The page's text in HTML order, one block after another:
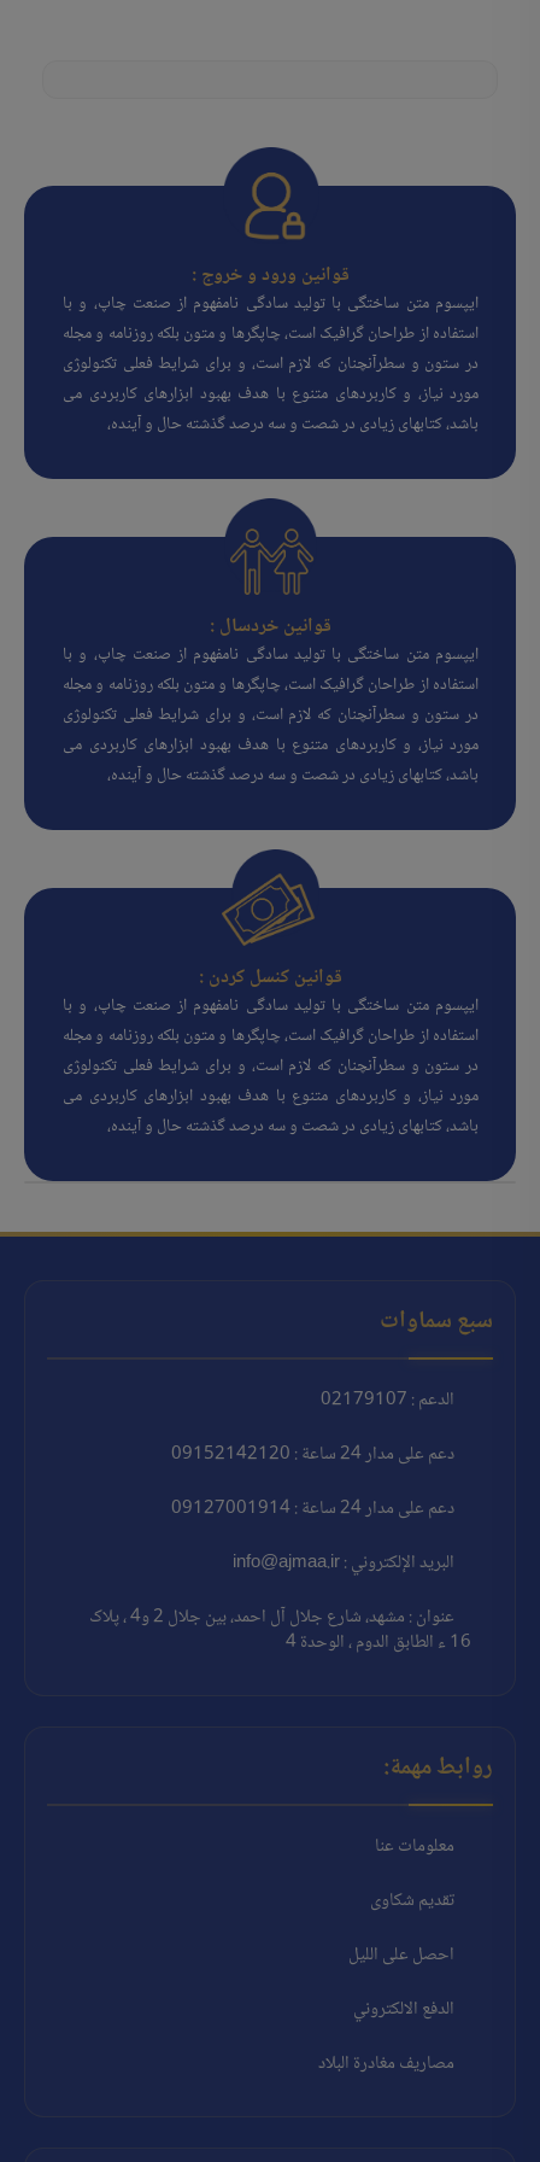
قوانین ورود و خروج :
ایپسوم متن ساختگی با تولید سادگی نامفهوم از صنعت چاپ، و با
استفاده از طراحان گرافیک است، چاپگرها و متون بلکه روزنامه و مجله
در ستون و سطرآنچنان که لازم است، و برای شرایط فعلی تکنولوژی
مورد نیاز، و کاربردهای متنوع با هدف بهبود ابزارهای کاربردی می
باشد، کتابهای زیادی در شصت و سه درصد گذشته حال و آینده،
قوانین خردسال :
ایپسوم متن ساختگی با تولید سادگی نامفهوم از صنعت چاپ، و با
استفاده از طراحان گرافیک است، چاپگرها و متون بلکه روزنامه و مجله
در ستون و سطرآنچنان که لازم است، و برای شرایط فعلی تکنولوژی
مورد نیاز، و کاربردهای متنوع با هدف بهبود ابزارهای کاربردی می
باشد، کتابهای زیادی در شصت و سه درصد گذشته حال و آینده،
قوانین کنسل کردن :
ایپسوم متن ساختگی با تولید سادگی نامفهوم از صنعت چاپ، و با
استفاده از طراحان گرافیک است، چاپگرها و متون بلکه روزنامه و مجله
در ستون و سطرآنچنان که لازم است، و برای شرایط فعلی تکنولوژی
مورد نیاز، و کاربردهای متنوع با هدف بهبود ابزارهای کاربردی می
باشد، کتابهای زیادی در شصت و سه درصد گذشته حال و آینده،
سبع سماوات
الدعم : 02179107
دعم على مدار 24 ساعة : 09152142120
دعم على مدار 24 ساعة : 09127001914
البريد الإلكتروني : info@ajmaa.ir
عنوان : مشهد، شارع جلال آل احمد، بين جلال 2 و4 ، پلاک
16 ء الطابق الدوم ، الوحدة 4
روابط مهمة:
معلومات عنا
تقديم شكاوى
احصل على الليل
الدفع الالكتروني
مصاريف مغادرة البلاد